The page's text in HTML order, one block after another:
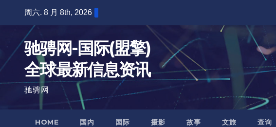
周六. 8 月 8th, 2026
驰骋网-国际(盟擎)
全球最新信息资讯
驰骋网
HOME 国内 国际 摄影 故事 文旅 查询